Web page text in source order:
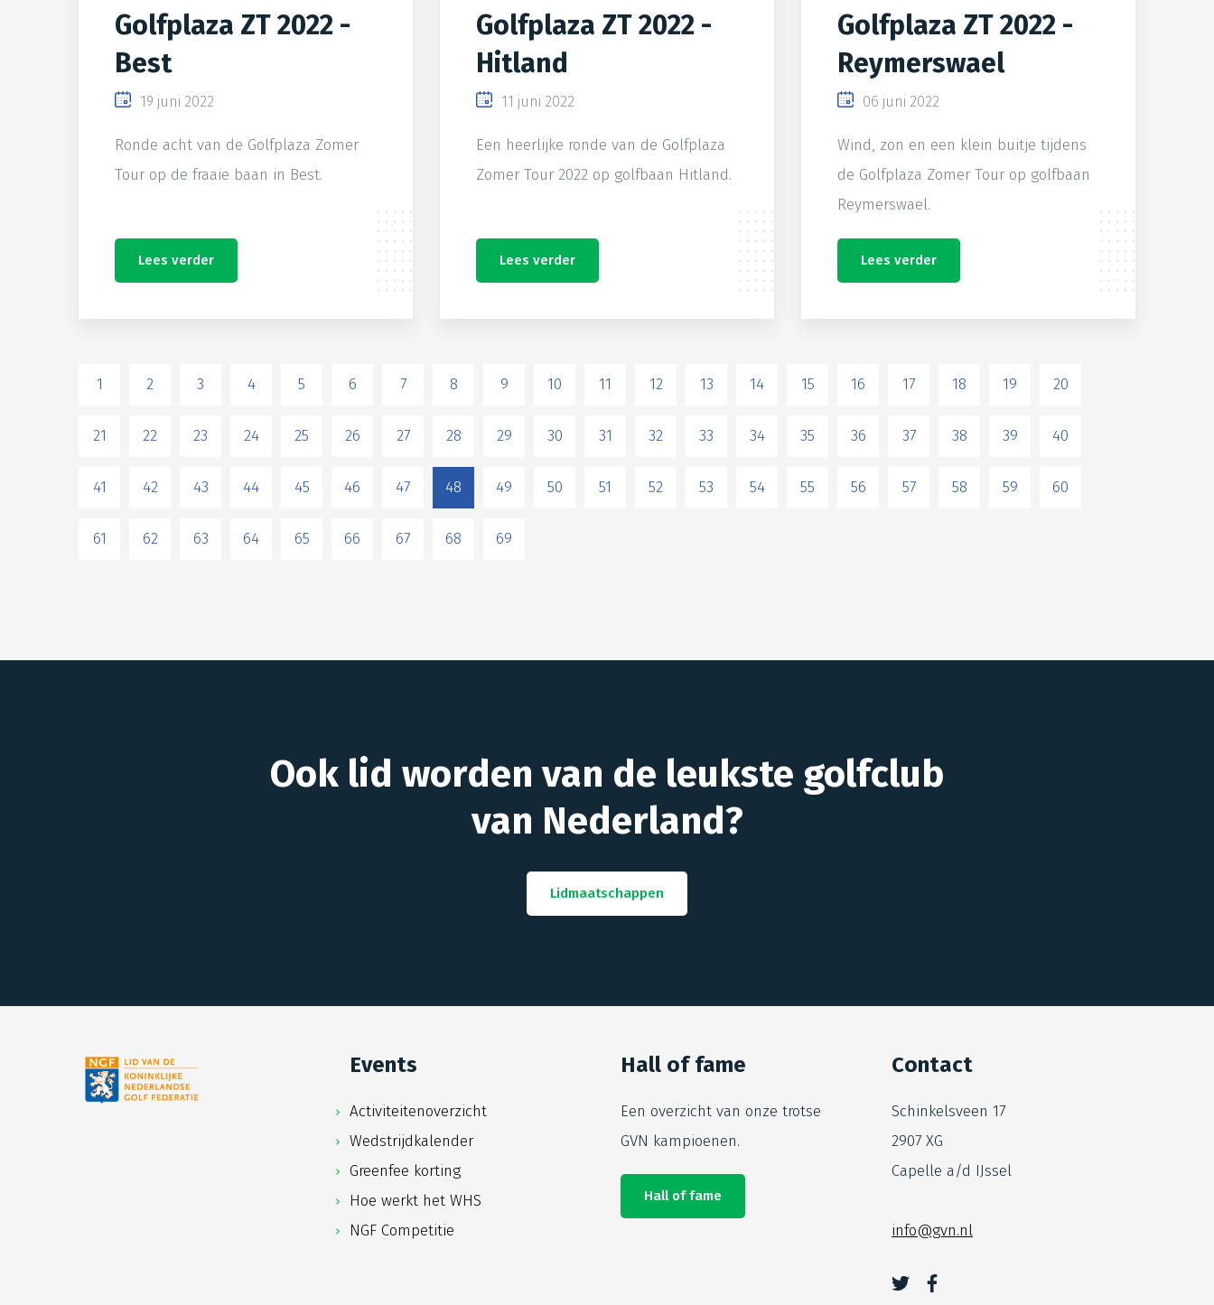
Golfplaza ZT 2022 -
Best
19 juni 2022
Ronde acht van de Golfplaza Zomer
Tour op de fraaie baan in Best.
Lees verder
Golfplaza ZT 2022 -
Hitland
11 juni 2022
Een heerlijke ronde van de Golfplaza
Zomer Tour 2022 op golfbaan Hitland.
Lees verder
Golfplaza ZT 2022 -
Reymerswael
06 juni 2022
Wind, zon en een klein buitje tijdens
de Golfplaza Zomer Tour op golfbaan
Reymerswael.
Lees verder
1 2 3 4 5 6 7 8 9 10 11 12 13 14 15 16 17 18 19 20
21 22 23 24 25 26 27 28 29 30 31 32 33 34 35 36 37 38 39 40
41 42 43 44 45 46 47 48 49 50 51 52 53 54 55 56 57 58 59 60
61 62 63 64 65 66 67 68 69
Ook lid worden van de leukste golfclub
van Nederland?
Lidmaatschappen
Events
Activiteitenoverzicht
Wedstrijdkalender
Greenfee korting
Hoe werkt het WHS
NGF Competitie
Hall of fame
Een overzicht van onze trotse
GVN kampioenen.
Hall of fame
Contact
Schinkelsveen 17
2907 XG
Capelle a/d IJssel
info@gvn.nl